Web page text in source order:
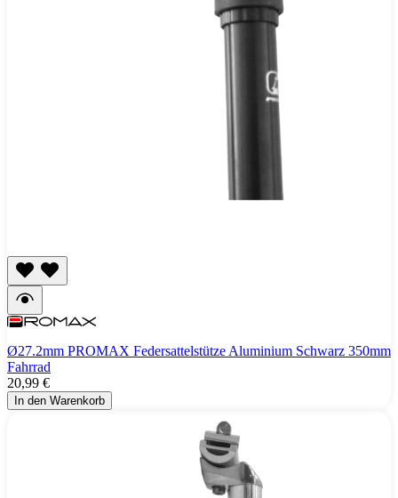
Ø27.2mm PROMAX Federsattelstütze Aluminium Schwarz 350mm
Fahrrad
20,99 €
In den Warenkorb